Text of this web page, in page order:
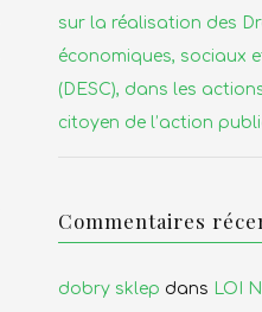
sur la réalisation des
économiques, sociaux
(DESC), dans les
citoyen de l’action
Commentaires
dobry sklep dans LOI